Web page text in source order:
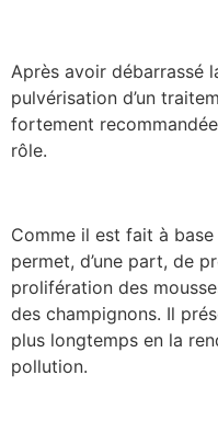
Après avoir débarrassé
pulvérisation d’un
fortement
rôle.
Comme il est fait à
permet, d’une part, de
prolifération des
des champignons. Il
plus longtemps en la
pollution.